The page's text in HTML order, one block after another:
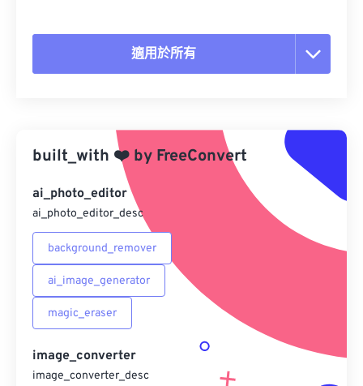
適用於所有
另存為預設
built_with ❤️ by FreeConvert
ai_photo_editor
ai_photo_editor_desc
background_remover
ai_image_generator
magic_eraser
image_converter
image_converter_desc